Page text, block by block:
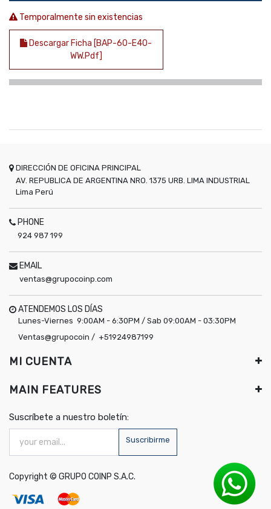
Temporalmente sin existencias
Descargar Ficha [BAP-60-E40-
WW.pdf]
DIRECCIÓN DE OFICINA PRINCIPAL
AV. REPUBLICA DE ARGENTINA NRO. 1375 URB. LIMA INDUSTRIAL
Lima Perú
PHONE
924 987 199
EMAIL
ventas@grupocoinp.com
ATENDEMOS LOS DÍAS
Lunes-Viernes 9:00AM - 6:30PM / Sab 09:00AM - 03:30PM
Ventas@grupocoin / +51924987199
MI CUENTA
MAIN FEATURES
Suscríbete a nuestro boletín:
Suscribirme
Copyright © GRUPO COINP S.A.C.